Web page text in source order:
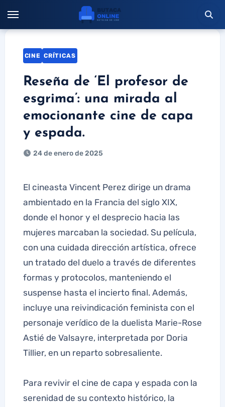
contenido
CINE CRÍTICAS
Reseña de ‘El profesor de
esgrima’: una mirada al
emocionante cine de capa
y espada.
24 de enero de 2025
El cineasta Vincent Perez dirige un drama
ambientado en la Francia del siglo XIX,
donde el honor y el desprecio hacia las
mujeres marcaban la sociedad. Su película,
con una cuidada dirección artística, ofrece
un tratado del duelo a través de diferentes
formas y protocolos, manteniendo el
suspense hasta el incierto final. Además,
incluye una reivindicación feminista con el
personaje verídico de la duelista Marie-Rose
Astié de Valsayre, interpretada por Doria
Tillier, en un reparto sobresaliente.
Para revivir el cine de capa y espada con la
serenidad de su contexto histórico, la